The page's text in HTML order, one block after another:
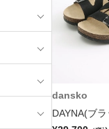
dansko
DAYNA(ブ